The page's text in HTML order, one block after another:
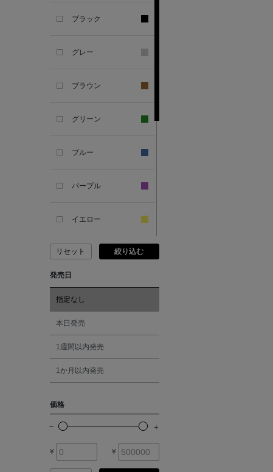
SANDAL
ANDERSONS
ANTIPAST
ANYA HINDMARCH
ARCS LONDON
ARIANNA
ASAUCE MELER
ブラック
グレー
ブラウン
グリーン
ブルー
パープル
イエロー
ピンク
レッド
オレンジ
シルバー
リセット 絞り込む
発売日
指定なし
本日発売
1週間以内発売
1か月以内発売
価格
¥ ¥